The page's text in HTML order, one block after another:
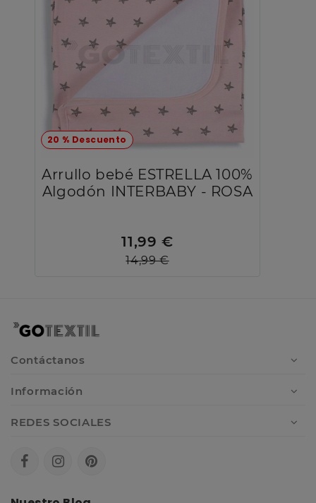
20 % Descuento
Arrullo bebé ESTRELLA 100%
Algodón INTERBABY - ROSA
11,99 €
14,99 €
Contáctanos
Información
REDES SOCIALES